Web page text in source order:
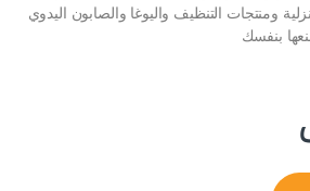
ومنتجات التنظيف واليوغا والصابون اليدوي
بنفسك